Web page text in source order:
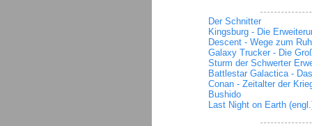
Der Schnitter
Kingsburg - Die
Descent - Wege zum
Galaxy Trucker - Die
Sturm der Schwerter
Battlestar Galactica -
Conan - Zeitalter der
Bushido
Last Night on Earth